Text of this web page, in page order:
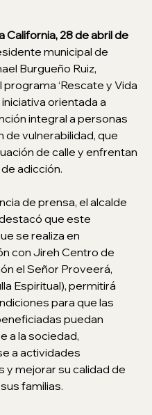
California, 28 de abril de
municipal de
Burgueño Ruiz,
‘Rescate y Vida
iniciativa orientada a
integral a personas
de vulnerabilidad, que
de calle y enfrentan
adicción.
de prensa, el alcalde
que este
se realiza en
con Jireh Centro de
el Señor Proveerá,
Espiritual), permitirá
para que las
puedan
a la sociedad,
a actividades
y mejorar su calidad de
familias.